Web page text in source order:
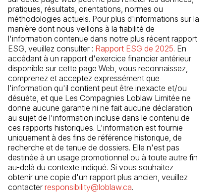
pratiques, résultats, orientations, normes ou
méthodologies actuels. Pour plus d'informations sur la
manière dont nous veillons à la fiabilité de
l'information contenue dans notre plus récent rapport
ESG, veuillez consulter : Rapport ESG de 2025(Il s'ouvre
. En
accédant à un rapport d'exercice financier antérieur
disponible sur cette page Web, vous reconnaissez,
comprenez et acceptez expressément que
l'information qu'il contient peut être inexacte et/ou
désuète, et que Les Compagnies Loblaw Limitée ne
donne aucune garantie ni ne fait aucune déclaration
au sujet de l'information incluse dans le contenu de
ces rapports historiques. L'information est fournie
uniquement à des fins de référence historique, de
recherche et de tenue de dossiers. Elle n'est pas
destinée à un usage promotionnel ou à toute autre fin
au-delà du contexte indiqué. Si vous souhaitez
obtenir une copie d'un rapport plus ancien, veuillez
contacter responsibility@loblaw.ca(Il s'ouvre dans un
.